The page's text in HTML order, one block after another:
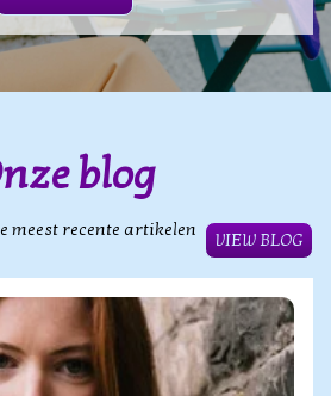
blog
meest recente artikelen
VIEW BLOG